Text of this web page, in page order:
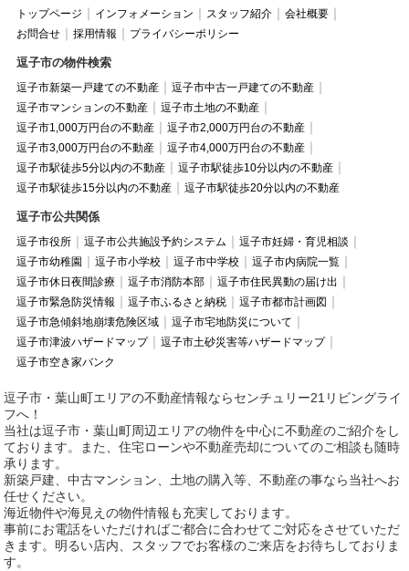
トップページ インフォメーション スタッフ紹介
会社概要
お問合せ
採用情報 プライバシーポリシー
逗子市の物件検索
逗子市新築一戸建ての不動産
逗子市中古一戸建ての不動産
逗子市マンションの不動産
逗子市土地の不動産
逗子市1,000万円台の不動産
逗子市2,000万円台の不動産
逗子市3,000万円台の不動産
逗子市4,000万円台の不動産
逗子市駅徒歩5分以内の不動産
逗子市駅徒歩10分以内の不動産
逗子市駅徒歩15分以内の不動産
逗子市駅徒歩20分以内の不動産
逗子市公共関係
逗子市役所 逗子市公共施設予約システム
逗子市妊婦・育児相談
逗子市幼稚園
逗子市小学校 逗子市中学校
逗子市内病院一覧
逗子市休日夜間診療
逗子市消防本部
逗子市住民異動の届け出
逗子市緊急防災情報
逗子市ふるさと納税
逗子市都市計画図
逗子市急傾斜地崩壊危険区域
逗子市宅地防災について
逗子市津波ハザードマップ
逗子市土砂災害等ハザードマップ
逗子市空き家バンク
逗子市・葉山町エリアの不動産情報ならセンチュリー21リビングライ
フへ！
当社は逗子市・葉山町周辺エリアの物件を中心に不動産のご紹介をし
ております。また、住宅ローンや不動産売却についてのご相談も随時
承ります。
新築戸建、中古マンション、土地の購入等、不動産の事なら当社へお
任せください。
海近物件や海見えの物件情報も充実しております。
事前にお電話をいただければご都合に合わせてご対応をさせていただ
きます。明るい店内、スタッフでお客様のご来店をお待ちしておりま
す。